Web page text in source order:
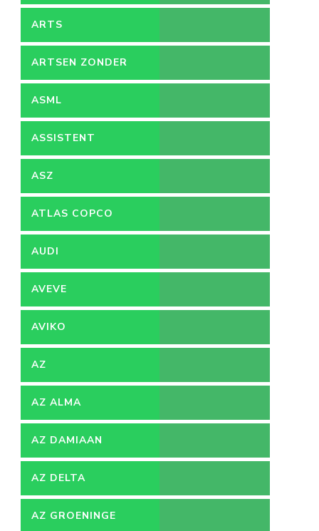
ARTS
ARTSEN ZONDER
GRENZEN
ASML
ASSISTENT
ACCOUNTANT
ASZ
ATLAS COPCO
AUDI
AVEVE
AVIKO
AZ
AZ ALMA
AZ DAMIAAN
AZ DELTA
AZ GROENINGE